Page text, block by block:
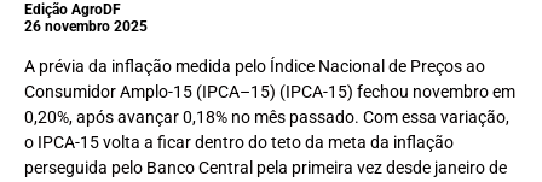
Edição AgroDF
26 novembro 2025
A prévia da inflação medida pelo Índice Nacional de Preços ao
Consumidor Amplo-15 (IPCA–15) (IPCA-15) fechou novembro em
0,20%, após avançar 0,18% no mês passado. Com essa variação,
o IPCA-15 volta a ficar dentro do teto da meta da inflação
perseguida pelo Banco Central pela primeira vez desde janeiro de